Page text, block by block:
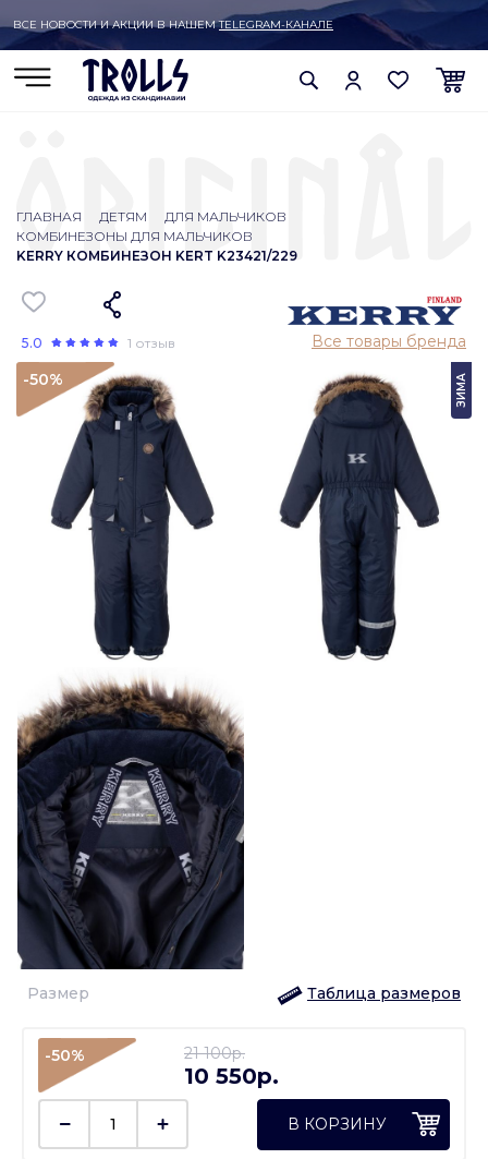
ВСЕ НОВОСТИ И АКЦИИ В НАШЕМTELEGRAM-КАНАЛЕ
ГЛАВНАЯ ДЕТЯМ
ДЛЯ МАЛЬЧИКОВ
КОМБИНЕЗОНЫ ДЛЯ МАЛЬЧИКОВ
KERRY КОМБИНЕЗОН KERT K23421/229
5.0 1 отзыв
Все товары бренда
-50% ЗИМА
Размер Таблица размеров
-50% 21 100p.
10 550p.
В КОРЗИНУ